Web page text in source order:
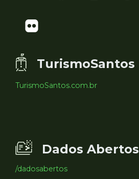
TurismoSantos
TurismoSantos.com.br
Dados Abertos
/dadosabertos